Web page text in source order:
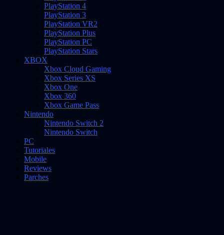
PlayStation 4
PlayStation 3
PlayStation VR2
PlayStation Plus
PlayStation PC
PlayStation Stars
XBOX
Xbox Cloud Gaming
Xbox Series XS
Xbox One
Xbox 360
Xbox Game Pass
Nintendo
Nintendo Switch 2
Nintendo Switch
PC
Tutoriales
Mobile
Reviews
Parches